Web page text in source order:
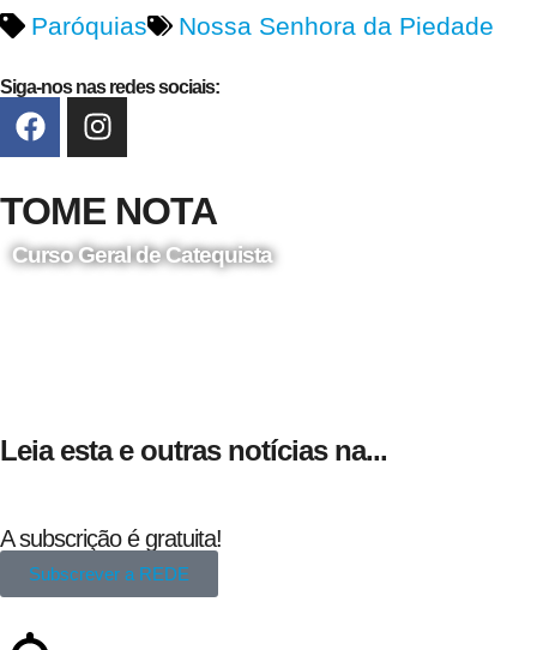
Paróquias
Nossa Senhora da Piedade
Siga-nos nas redes sociais:
TOME NOTA
Curso Geral de Catequista
Leia esta e outras notícias na...
A subscrição é gratuita!
Subscrever a REDE